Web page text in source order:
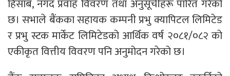
हिसाब, नगद प्रवाह विवरण तथा अनुसूचीहरू पारित गरेको
छ। सभाले बैंकका सहायक कम्पनी प्रभु क्यापिटल लिमिटेड
र प्रभु स्टक मार्केट लिमिटेडको आर्थिक वर्ष २०८१/०८२ को
एकीकृत वित्तीय विवरण पनि अनुमोदन गरेको छ।